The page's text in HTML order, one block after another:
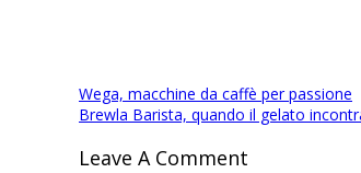
Navigazione
articoli
Wega, macchine da caffè per passione
Brewla Barista, quando il gelato
Leave A Comment